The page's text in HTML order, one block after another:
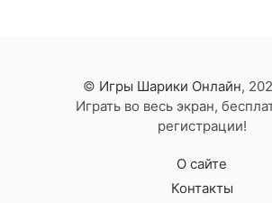
© Игры Шарики Онлайн,
Играть во весь экран,
регистрации!
О сайте
Контакты